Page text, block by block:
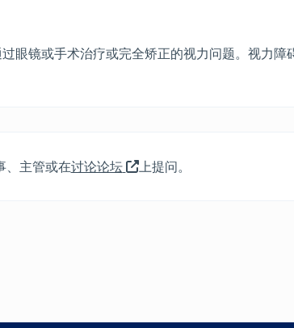
眼镜或手术治疗或完全矫正的视力问题。视力障
、主管或在讨论论坛
在
打
上提问。